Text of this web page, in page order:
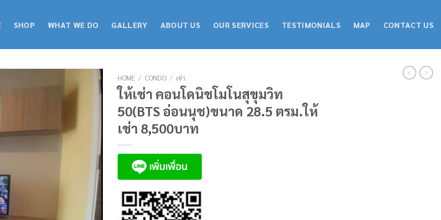
SHOP WHAT WE DO GALLERY ABOUT US OUR SERVICES TESTIMONIALS MAP CONTACT US
HOME / CONDO / เช่า
ให้เช่า คอนโดนิชโมโนสุขุมวิท
50(BTS อ่อนนุช)ขนาด 28.5 ตรม.ให้
เช่า 8,500บาท